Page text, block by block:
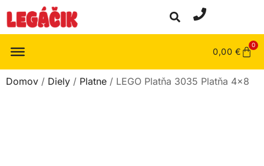
0,00 €
0
Domov / Diely / Platne / LEGO Platňa 3035 Platňa 4×8